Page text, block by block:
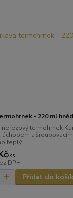
- 220 ml
nerezový termohrnek
úchopem a
teplý.
/ks
DPH
Přidat do